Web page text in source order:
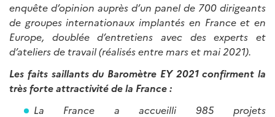
enquête d’opinion auprès d’un panel de 700 dirigeants
de groupes internationaux implantés en France et en
Europe, doublée d’entretiens avec des experts et
d’ateliers de travail (réalisés entre mars et mai 2021).
Les faits saillants du Baromètre EY 2021 confirment la
très forte attractivité de la France :
La France a accueilli 985 projets